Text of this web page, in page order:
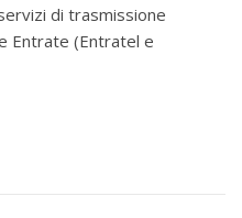
di trasmissione
Entrate (Entratel e